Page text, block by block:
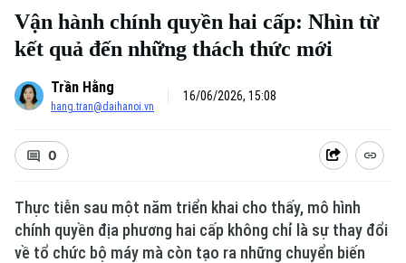
Vận hành chính quyền hai cấp: Nhìn từ
kết quả đến những thách thức mới
Trần Hằng
hang.tran@daihanoi.vn
16/06/2026, 15:08
0
Thực tiễn sau một năm triển khai cho thấy, mô hình
chính quyền địa phương hai cấp không chỉ là sự thay đổi
về tổ chức bộ máy mà còn tạo ra những chuyển biến